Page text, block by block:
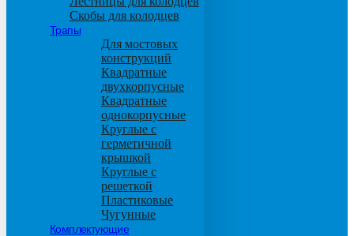
Скобы для колодцев
Трапы
Для мостовых
конструкций
Квадратные
двухкорпусные
Квадратные
однокорпусные
Круглые с
герметичной
крышкой
Круглые с
решеткой
Пластиковые
Чугунные
Комплектующие